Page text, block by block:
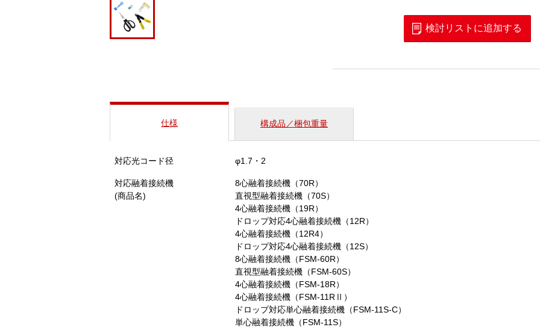
型
地
工
検討リストに追加する
仕様 構成品／梱包重量
対応光コード径 φ1.7・2
対応融着接続機
(商品名)
8心融着接続機（70R）
直視型融着接続機（70S）
4心融着接続機（19R）
ドロップ対応4心融着接続機（12R）
4心融着接続機（12R4）
ドロップ対応4心融着接続機（12S）
8心融着接続機（FSM-60R）
直視型融着接続機（FSM-60S）
4心融着接続機（FSM-18R）
4心融着接続機（FSM-11RⅡ）
ドロップ対応単心融着接続機（FSM-11S-C）
単心融着接続機（FSM-11S）